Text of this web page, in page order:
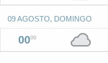
09 AGOSTO, DOMINGO
0000